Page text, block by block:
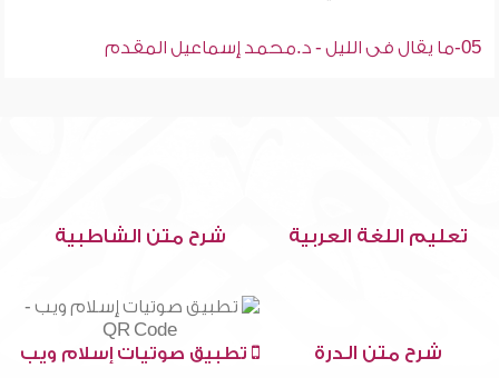
05-ما يقال فى الليل - د.محمد إسماعيل المقدم
تعليم اللغة العربية شرح متن الشاطبية
شرح متن الدرة تطبيق صوتيات إسلام ويب